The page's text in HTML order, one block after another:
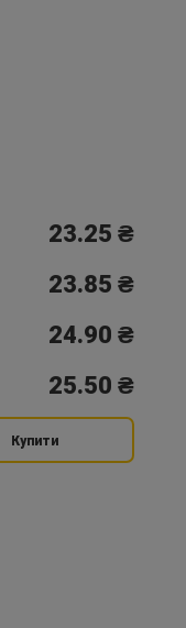
23.25 ₴
23.85 ₴
24.90 ₴
25.50 ₴
Купити